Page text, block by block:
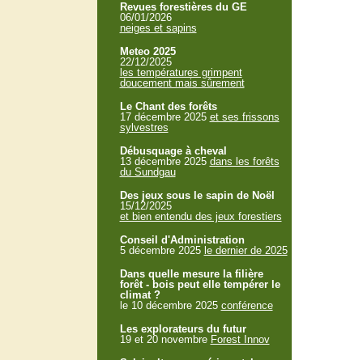
Revues forestières du GE
06/01/2026
neiges et sapins
Meteo 2025
22/12/2025
les températures grimpent
doucement mais sûrement
Le Chant des forêts
17 décembre 2025 et ses frissons
sylvestres
Débusquage à cheval
13 décembre 2025 dans les forêts
du Sundgau
Des jeux sous le sapin de Noël
15/12/2025
et bien entendu des jeux forestiers
Conseil d'Administration
5 décembre 2025 le dernier de 2025
Dans quelle mesure la filière
forêt - bois peut elle tempérer le
climat ?
le 10 décembre 2025 conférence
Les explorateurs du futur
19 et 20 novembre Forest Innov